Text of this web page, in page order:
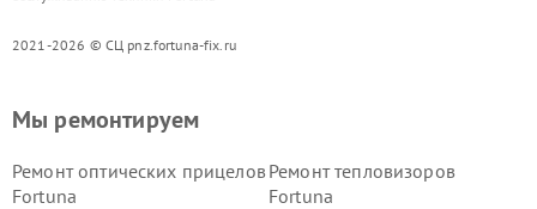
2021-2026 © СЦ pnz.fortuna-fix.ru
Мы ремонтируем
Ремонт оптических прицелов
Fortuna
Ремонт тепловизоров
Fortuna